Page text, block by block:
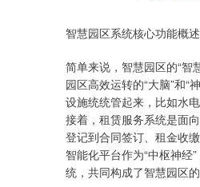
智慧园区系统核心功能概述
简单来说，智慧园区的“智
园区高效运转的“大脑”和“
设施统统管起来，比如水
接着，租赁服务系统是面
登记到合同签订、租金收
智能化平台作为“中枢神
统，共同构成了智慧园区